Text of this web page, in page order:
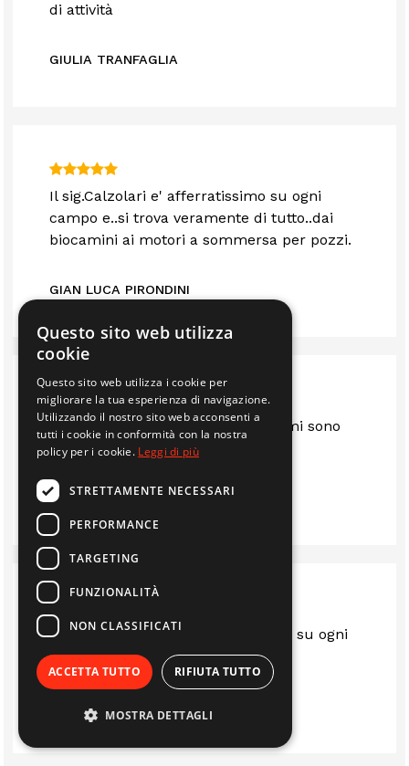
di attività
GIULIA TRANFAGLIA
Il sig.Calzolari e' afferratissimo su ogni
campo e..si trova veramente di tutto..dai
biocamini ai motori a sommersa per pozzi.
GIAN LUCA PIRONDINI
Sono anni che mi servo da loro e mi sono
sempre trovato bene.. consigliato
IMMOBILIARE EDIL 2F S.R.L.
Sempre al top.. gentili e disponibili su ogni
questione
Questo sito web utilizza
cookie
Questo sito web utilizza i cookie per
migliorare la tua esperienza di navigazione.
Utilizzando il nostro sito web acconsenti a
tutti i cookie in conformità con la nostra
policy per i cookie. Leggi di più
STRETTAMENTE NECESSARI
PERFORMANCE
TARGETING
FUNZIONALITÀ
NON CLASSIFICATI
ACCETTA TUTTO RIFIUTA TUTTO
MOSTRA DETTAGLI